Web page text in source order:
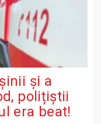
și a
polițiștii
era beat!